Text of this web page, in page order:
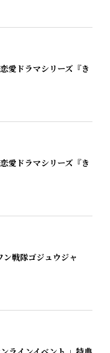
愛ドラマシリーズ『き
愛ドラマシリーズ『き
ン戦隊ゴジュウジャ